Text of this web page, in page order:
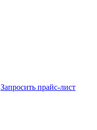
Запросить прайс-лист